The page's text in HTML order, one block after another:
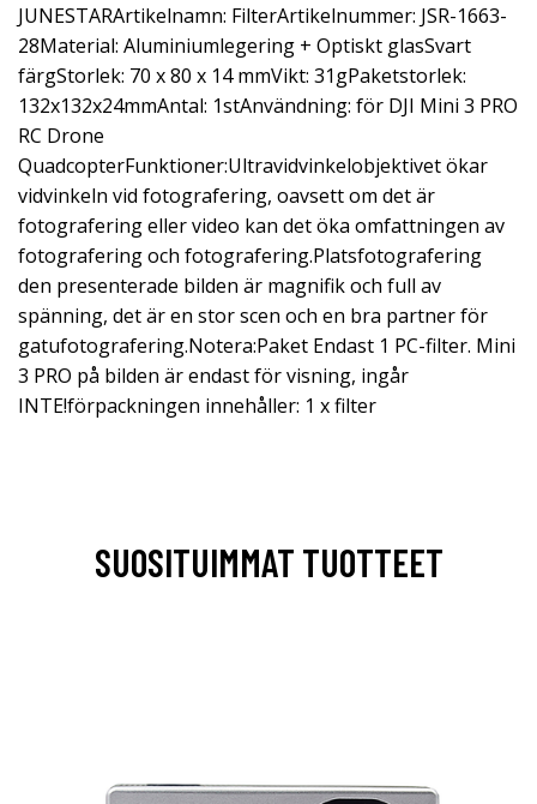
JUNESTARArtikelnamn: FilterArtikelnummer: JSR-1663-
28Material: Aluminiumlegering + Optiskt glasSvart
färgStorlek: 70 x 80 x 14 mmVikt: 31gPaketstorlek:
132x132x24mmAntal: 1stAnvändning: för DJI Mini 3 PRO
RC Drone
QuadcopterFunktioner:Ultravidvinkelobjektivet ökar
vidvinkeln vid fotografering, oavsett om det är
fotografering eller video kan det öka omfattningen av
fotografering och fotografering.Platsfotografering
den presenterade bilden är magnifik och full av
spänning, det är en stor scen och en bra partner för
gatufotografering.Notera:Paket Endast 1 PC-filter. Mini
3 PRO på bilden är endast för visning, ingår
INTE!förpackningen innehåller: 1 x filter
SUOSITUIMMAT TUOTTEET